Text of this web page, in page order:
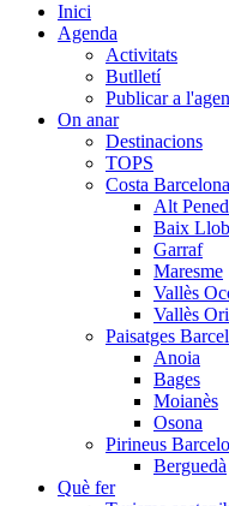
Inici
Agenda
Activitats
Butlletí
Publicar a
On anar
Destinacions
TOPS
Costa Barcelona
Alt
Baix
Garraf
Maresme
Vallès
Vallès
Paisatges
Anoia
Bages
Moianès
Osona
Pirineus
Berguedà
Què fer